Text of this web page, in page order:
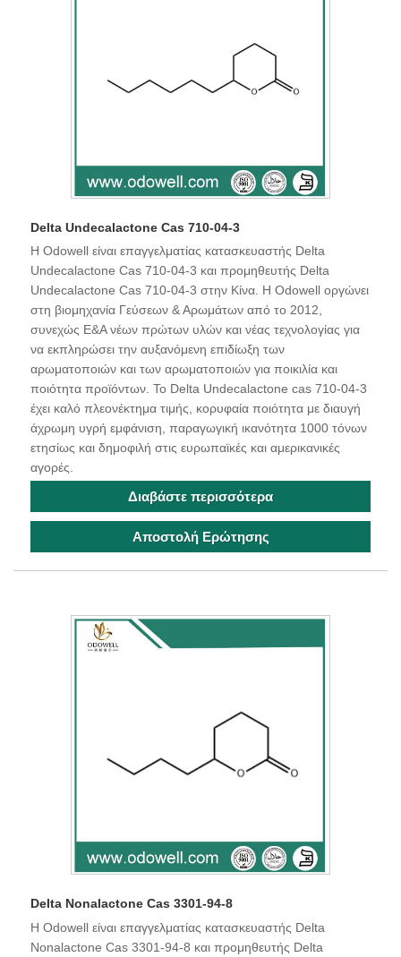
Delta Undecalactone Cas 710-04-3
Η Odowell είναι επαγγελματίας κατασκευαστής Delta
Undecalactone Cas 710-04-3 και προμηθευτής Delta
Undecalactone Cas 710-04-3 στην Κίνα. Η Odowell οργώνει
στη βιομηχανία Γεύσεων & Αρωμάτων από το 2012,
συνεχώς Ε&Α νέων πρώτων υλών και νέας τεχνολογίας για
να εκπληρώσει την αυξανόμενη επιδίωξη των
αρωματοποιών και των αρωματοποιών για ποικιλία και
ποιότητα προϊόντων. Το Delta Undecalactone cas 710-04-3
έχει καλό πλεονέκτημα τιμής, κορυφαία ποιότητα με διαυγή
άχρωμη υγρή εμφάνιση, παραγωγική ικανότητα 1000 τόνων
ετησίως και δημοφιλή στις ευρωπαϊκές και αμερικανικές
αγορές.
Διαβάστε περισσότερα
Αποστολή Ερώτησης
Delta Nonalactone Cas 3301-94-8
Η Odowell είναι επαγγελματίας κατασκευαστής Delta
Nonalactone Cas 3301-94-8 και προμηθευτής Delta